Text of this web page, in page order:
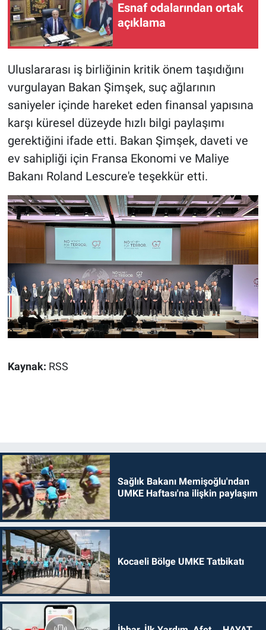
Esnaf odalarından ortak
açıklama
Uluslararası iş birliğinin kritik önem taşıdığını
vurgulayan Bakan Şimşek, suç ağlarının
saniyeler içinde hareket eden finansal yapısına
karşı küresel düzeyde hızlı bilgi paylaşımı
gerektiğini ifade etti. Bakan Şimşek, daveti ve
ev sahipliği için Fransa Ekonomi ve Maliye
Bakanı Roland Lescure'e teşekkür etti.
Kaynak: RSS
Sağlık Bakanı Memişoğlu'ndan
UMKE Haftası'na ilişkin paylaşım
Kocaeli Bölge UMKE Tatbikatı